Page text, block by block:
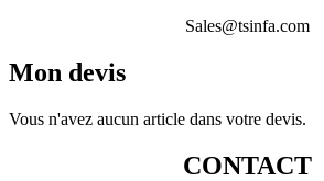
Sales@tsinfa.com
Mon devis
Vous n'avez aucun article dans votre devis.
CONTACT